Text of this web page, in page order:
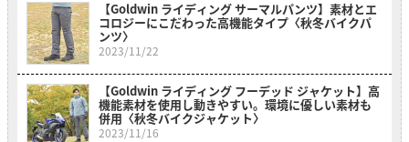
【Goldwin ライディング サーマルパンツ】素材とエ
コロジーにこだわった高機能タイプ〈秋冬バイクパ
ンツ〉
2023/11/22
【Goldwin ライディング フーデッド ジャケット】高
機能素材を使用し動きやすい。環境に優しい素材も
併用〈秋冬バイクジャケット〉
2023/11/16